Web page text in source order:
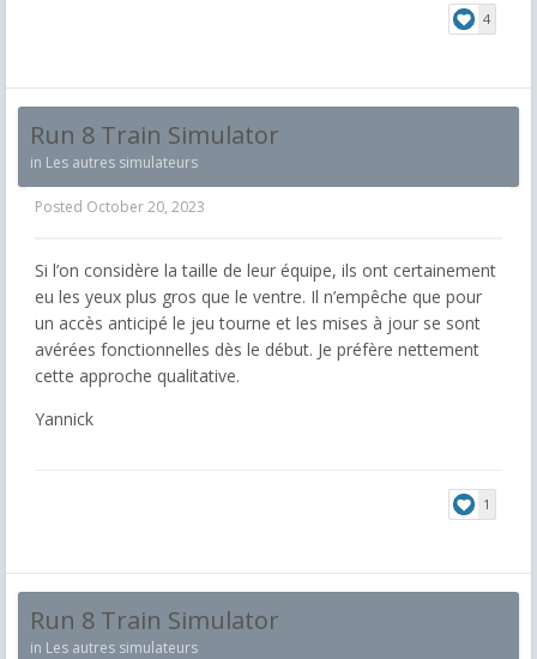
4
Run 8 Train Simulator
in Les autres simulateurs
Posted October 20, 2023
Si l’on considère la taille de leur équipe, ils ont certainement
eu les yeux plus gros que le ventre. Il n’empêche que pour
un accès anticipé le jeu tourne et les mises à jour se sont
avérées fonctionnelles dès le début. Je préfère nettement
cette approche qualitative.
Yannick
1
Run 8 Train Simulator
in Les autres simulateurs